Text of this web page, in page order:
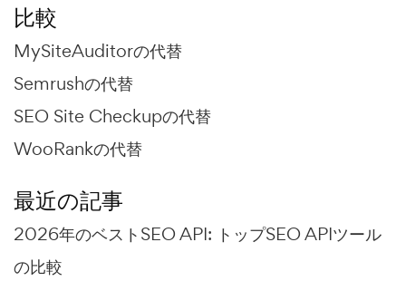
比較
MySiteAuditorの代替
Semrushの代替
SEO Site Checkupの代替
WooRankの代替
最近の記事
2026年のベストSEO API: トップSEO APIツール
の比較